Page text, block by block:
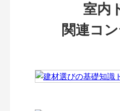
室内
関連コ